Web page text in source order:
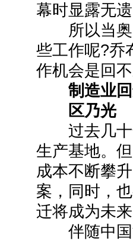
幕时显露无
所以当奥
些工作呢?乔
作机会是回
制造业
区乃光
过去几十
生产基地。
成本不断攀
案，同时，
迁将成为未
伴随中国